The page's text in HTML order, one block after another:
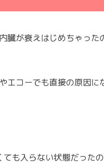
臓が衰えはじめちゃった
エコーでも直接の原因に
も入らない状態だった